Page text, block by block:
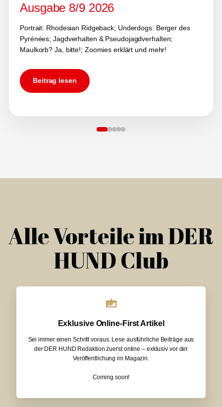
Ausgabe 8/9 2026
Portrait: Rhodesian Ridgeback; Underdogs: Berger des
Pyrénées; Jagdverhalten & Pseudojagdverhalten;
Maulkorb? Ja, bitte!; Zoomies erklärt und mehr!
Beitrag lesen
Alle Vorteile im DER
HUND Club
Exklusive Online-First Artikel
Sei immer einen Schritt voraus: Lese ausführliche Beiträge aus
der DER HUND Redaktion zuerst online – exklusiv vor der
Veröffentlichung im Magazin.
Coming soon!